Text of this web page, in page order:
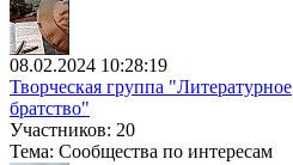
08.02.2024 10:28:19
Творческая группа "Литературное
братство"
Участников: 20
Тема: Сообщества по интересам